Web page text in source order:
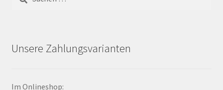
nach:
Unsere Zahlungsvarianten
Im Onlineshop: